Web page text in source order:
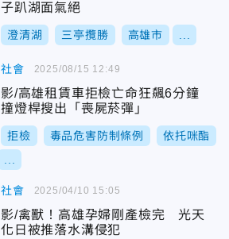
子趴湖面氣絕
澄清湖 三亭攬勝 高雄市
社會
影/高雄租賃車拒檢亡命狂飆6分鐘
撞燈桿搜出「喪屍菸彈」
拒檢 毒品危害防制條例 依托咪酯
2025/08/15 12:49
社會
影/禽獸！高雄孕婦剛產檢完 光天
化日被推落水溝侵犯
2025/04/10 15:05